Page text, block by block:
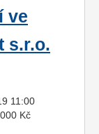
ve
s.r.o.
11:00
Kč